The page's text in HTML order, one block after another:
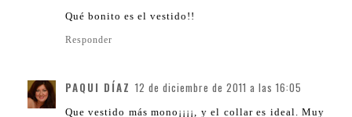
Qué bonito es el vestido!!
Responder
PAQUI DÍAZ 12 de diciembre de 2011 a las 16:05
Que vestido más mono¡¡¡¡, y el collar es ideal. Muy